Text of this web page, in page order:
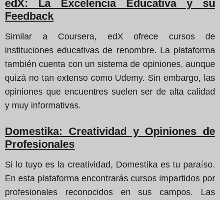
edX: La Excelencia Educativa y su
Feedback
Similar a Coursera, edX ofrece cursos de
instituciones educativas de renombre. La plataforma
también cuenta con un sistema de opiniones, aunque
quizá no tan extenso como Udemy. Sin embargo, las
opiniones que encuentres suelen ser de alta calidad
y muy informativas.
Domestika: Creatividad y Opiniones de
Profesionales
Si lo tuyo es la creatividad, Domestika es tu paraíso.
En esta plataforma encontrarás cursos impartidos por
profesionales reconocidos en sus campos. Las